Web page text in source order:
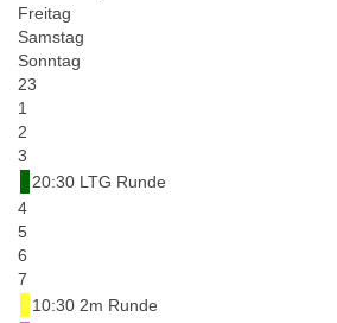
Freitag
Samstag
Sonntag
23
1
2
3
20:30 LTG Runde
4
5
6
7
10:30 2m Runde